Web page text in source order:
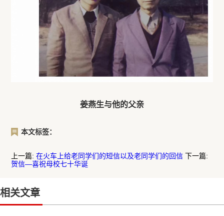
姜燕生与他的父亲
本文标签：
上一篇:在火车上给老同学们的短信以及老同学们的回信 下一篇:
贺信—喜祝母校七十华诞
相关文章